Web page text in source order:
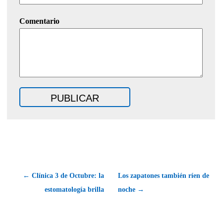
Comentario
← Clínica 3 de Octubre: la
estomatología brilla
Los zapatones también ríen de
noche →